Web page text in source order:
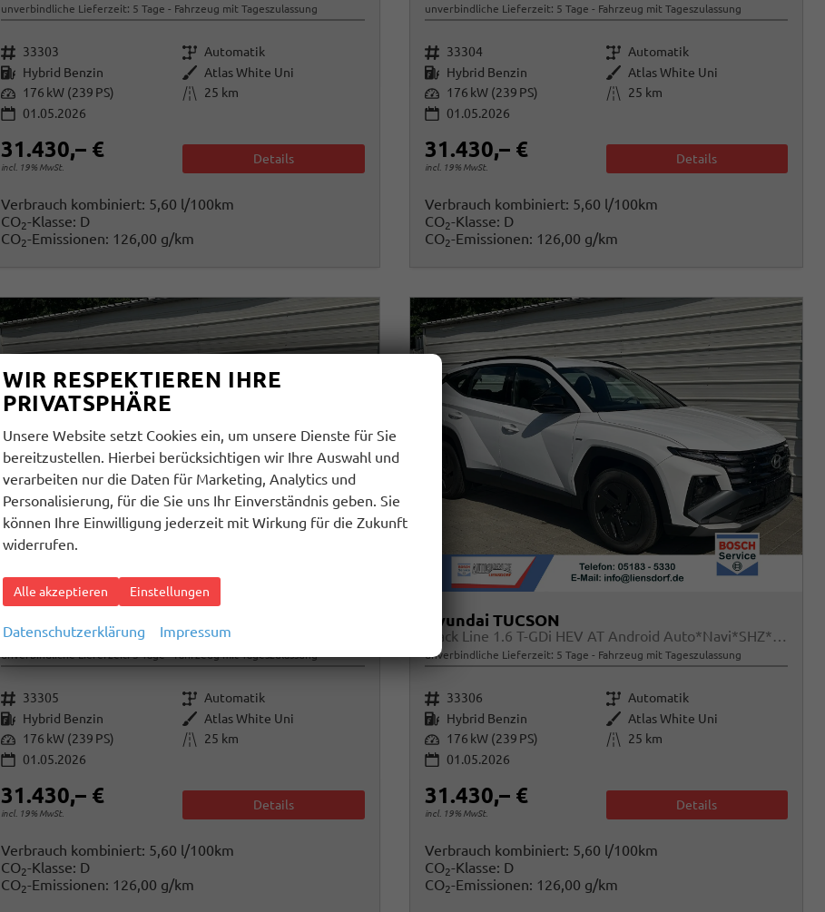
unverbindliche Lieferzeit: 5 Tage Fahrzeug mit Tageszulassung
Fahrzeugnr. 33303 Getriebe Automatik
Kraftstoff Hybrid Benzin Außenfarbe Atlas White Uni
Leistung 176 kW (239 PS) Kilometerstand 25 km
01.05.2026
31.430,– €
incl. 19% MwSt.
Details
Verbrauch kombiniert: 5,60 l/100km
CO2-Klasse: D
CO2-Emissionen: 126,00 g/km
unverbindliche Lieferzeit: 5 Tage Fahrzeug mit Tageszulassung
Fahrzeugnr. 33304 Getriebe Automatik
Kraftstoff Hybrid Benzin Außenfarbe Atlas White Uni
Leistung 176 kW (239 PS) Kilometerstand
25 km
01.05.2026
31.430,– €
incl. 19% MwSt.
Details
Verbrauch kombiniert: 5,60 l/100km
CO2-Klasse: D
CO2-Emissionen: 126,00 g/km
unverbindliche Lieferzeit:5 Tage Fahrzeug mit Tageszulassung
Fahrzeugnr. 33305 Getriebe Automatik
Kraftstoff Hybrid Benzin Außenfarbe Atlas White Uni
Leistung 176 kW (239 PS) Kilometerstand 25 km
01.05.2026
31.430,– €
incl. 19% MwSt.
Details
Verbrauch kombiniert: 5,60 l/100km
CO2-Klasse: D
CO2-Emissionen: 126,00 g/km
Hyundai TUCSON
Black Line 1.6 T-GDi HEV AT Android Auto*Navi*SHZ*Kamera*2Z Klimaauto*
unverbindliche Lieferzeit: 5 Tage Fahrzeug mit Tageszulassung
Fahrzeugnr. 33306 Getriebe Automatik
Kraftstoff Hybrid Benzin Außenfarbe Atlas White Uni
Leistung 176 kW (239 PS) Kilometerstand
25 km
01.05.2026
31.430,– €
incl. 19% MwSt.
Details
Verbrauch kombiniert: 5,60 l/100km
CO2-Klasse: D
CO2-Emissionen: 126,00 g/km
WIR RESPEKTIEREN IHRE
PRIVATSPHÄRE
Unsere Website setzt Cookies ein, um unsere Dienste für Sie
bereitzustellen. Hierbei berücksichtigen wir Ihre Auswahl und
verarbeiten nur die Daten für Marketing, Analytics und
Personalisierung, für die Sie uns Ihr Einverständnis geben. Sie
können Ihre Einwilligung jederzeit mit Wirkung für die Zukunft
widerrufen.
Alle akzeptieren Einstellungen
Datenschutzerklärung Impressum